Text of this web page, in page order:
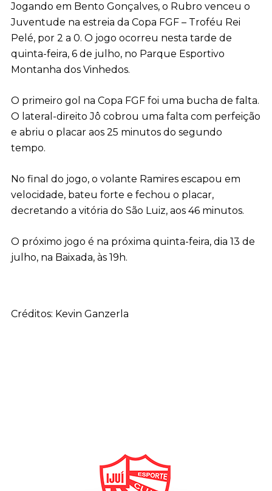
Jogando em Bento Gonçalves, o Rubro venceu o
Juventude na estreia da Copa FGF – Troféu Rei
Pelé, por 2 a 0. O jogo ocorreu nesta tarde de
quinta-feira, 6 de julho, no Parque Esportivo
Montanha dos Vinhedos.
O primeiro gol na Copa FGF foi uma bucha de falta.
O lateral-direito Jô cobrou uma falta com perfeição
e abriu o placar aos 25 minutos do segundo
tempo.
No final do jogo, o volante Ramires escapou em
velocidade, bateu forte e fechou o placar,
decretando a vitória do São Luiz, aos 46 minutos.
O próximo jogo é na próxima quinta-feira, dia 13 de
julho, na Baixada, às 19h.
Créditos: Kevin Ganzerla